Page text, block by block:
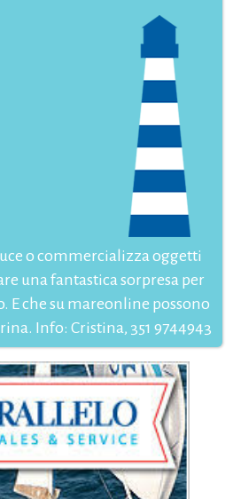
o commercializza oggetti
una fantastica sorpresa per
E che su mareonline possono
Info: Cristina, 351 9744943